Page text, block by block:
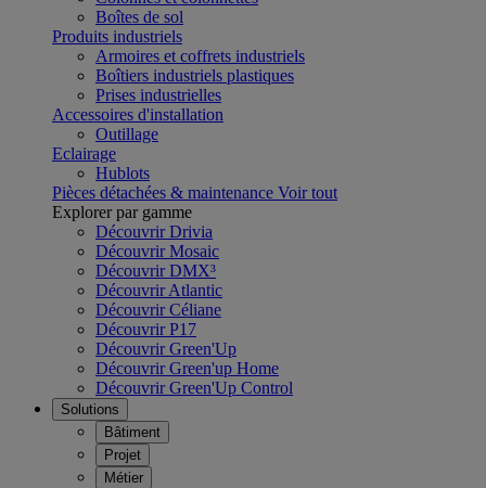
Boîtes de sol
Produits industriels
Armoires et coffrets industriels
Boîtiers industriels plastiques
Prises industrielles
Accessoires d'installation
Outillage
Eclairage
Hublots
Pièces détachées & maintenance Voir tout
Explorer par gamme
Découvrir Drivia
Découvrir Mosaic
Découvrir DMX³
Découvrir Atlantic
Découvrir Céliane
Découvrir P17
Découvrir Green'Up
Découvrir Green'up Home
Découvrir Green'Up Control
Solutions
Bâtiment
Projet
Métier